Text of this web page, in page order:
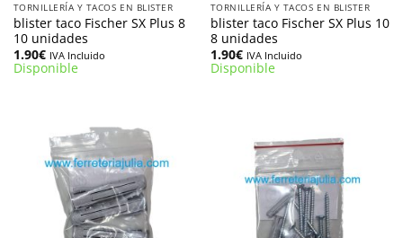
TORNILLERÍA Y TACOS EN BLISTER
blister taco Fischer SX Plus 8
10 unidades
1.90€ IVA Incluido
Disponible
TORNILLERÍA Y TACOS EN BLISTER
blister taco Fischer SX Plus 10
8 unidades
1.90€ IVA Incluido
Disponible